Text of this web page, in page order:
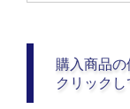
購入商品
クリックし